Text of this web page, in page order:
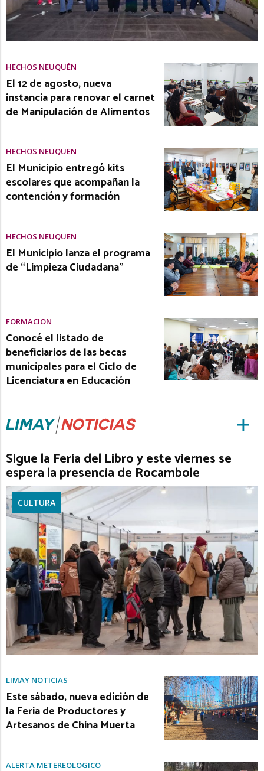
HECHOS NEUQUÉN
El 12 de agosto, nueva
instancia para renovar el carnet
de Manipulación de Alimentos
HECHOS NEUQUÉN
El Municipio entregó kits
escolares que acompañan la
contención y formación
HECHOS NEUQUÉN
El Municipio lanza el programa
de “Limpieza Ciudadana”
FORMACIÓN
Conocé el listado de
beneficiarios de las becas
municipales para el Ciclo de
Licenciatura en Educación
Sigue la Feria del Libro y este viernes se
espera la presencia de Rocambole
CULTURA
LIMAY NOTICIAS
Este sábado, nueva edición de
la Feria de Productores y
Artesanos de China Muerta
ALERTA METEREOLÓGICO